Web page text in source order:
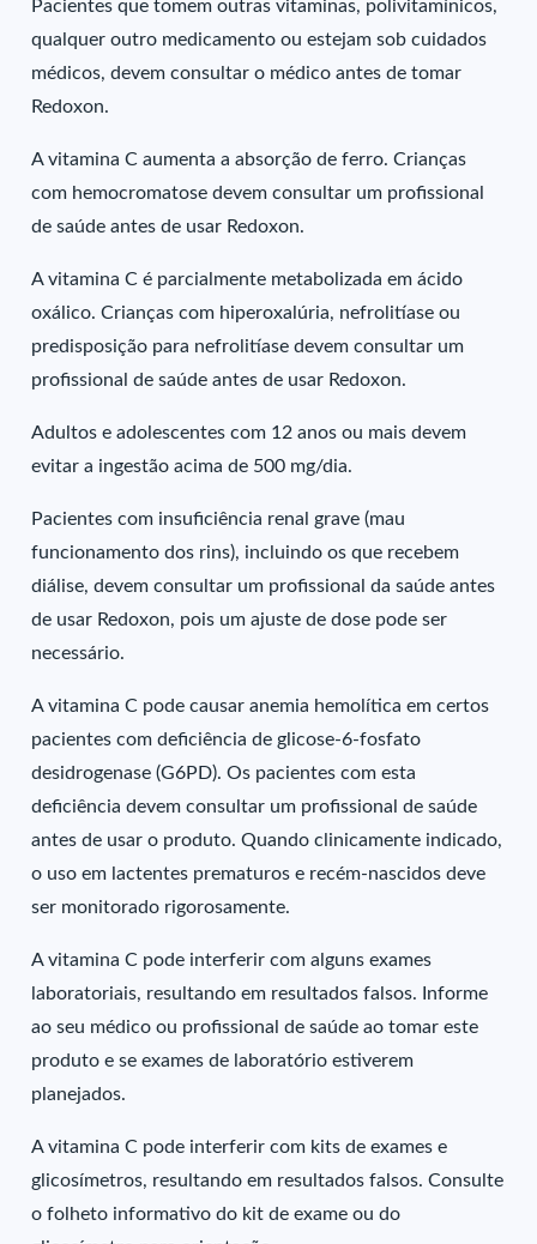
Pacientes que tomem outras vitaminas, polivitamínicos,
qualquer outro medicamento ou estejam sob cuidados
médicos, devem consultar o médico antes de tomar
Redoxon.
A vitamina C aumenta a absorção de ferro. Crianças
com hemocromatose devem consultar um profissional
de saúde antes de usar Redoxon.
A vitamina C é parcialmente metabolizada em ácido
oxálico. Crianças com hiperoxalúria, nefrolitíase ou
predisposição para nefrolitíase devem consultar um
profissional de saúde antes de usar Redoxon.
Adultos e adolescentes com 12 anos ou mais devem
evitar a ingestão acima de 500 mg/dia.
Pacientes com insuficiência renal grave (mau
funcionamento dos rins), incluindo os que recebem
diálise, devem consultar um profissional da saúde antes
de usar Redoxon, pois um ajuste de dose pode ser
necessário.
A vitamina C pode causar anemia hemolítica em certos
pacientes com deficiência de glicose-6-fosfato
desidrogenase (G6PD). Os pacientes com esta
deficiência devem consultar um profissional de saúde
antes de usar o produto. Quando clinicamente indicado,
o uso em lactentes prematuros e recém-nascidos deve
ser monitorado rigorosamente.
A vitamina C pode interferir com alguns exames
laboratoriais, resultando em resultados falsos. Informe
ao seu médico ou profissional de saúde ao tomar este
produto e se exames de laboratório estiverem
planejados.
A vitamina C pode interferir com kits de exames e
glicosímetros, resultando em resultados falsos. Consulte
o folheto informativo do kit de exame ou do